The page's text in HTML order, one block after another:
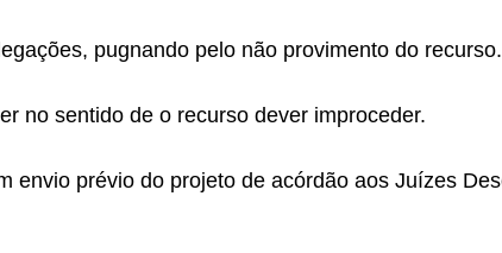
pugnando pelo não provimento do recurso.
no sentido de o recurso dever improceder.
envio prévio do projeto de acórdão aos Juízes